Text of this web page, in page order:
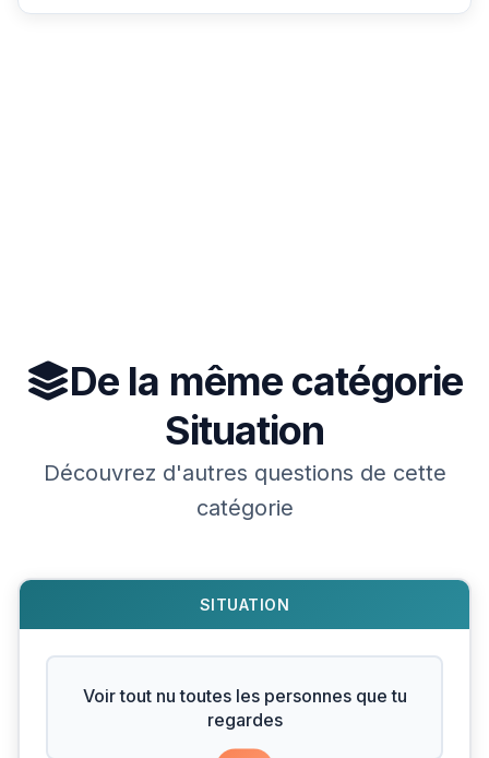
De la même catégorie
Situation
Découvrez d'autres questions de cette
catégorie
SITUATION
Voir tout nu toutes les personnes que tu
regardes